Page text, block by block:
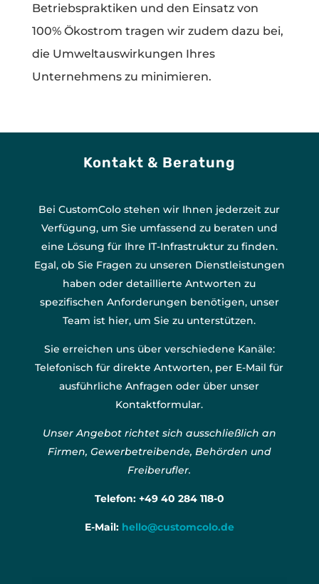
Betriebspraktiken und den Einsatz von
100% Ökostrom tragen wir zudem dazu bei,
die Umweltauswirkungen Ihres
Unternehmens zu minimieren.
Kontakt & Beratung
Bei CustomColo stehen wir Ihnen jederzeit zur
Verfügung, um Sie umfassend zu beraten und
eine Lösung für Ihre IT-Infrastruktur zu finden.
Egal, ob Sie Fragen zu unseren Dienstleistungen
haben oder detaillierte Antworten zu
spezifischen Anforderungen benötigen, unser
Team ist hier, um Sie zu unterstützen.
Sie erreichen uns über verschiedene Kanäle:
Telefonisch für direkte Antworten, per E-Mail für
ausführliche Anfragen oder über unser
Kontaktformular.
Unser Angebot richtet sich ausschließlich an
Firmen, Gewerbetreibende, Behörden und
Freiberufler.
Telefon: +49 40 284 118-0
E-Mail: hello@customcolo.de